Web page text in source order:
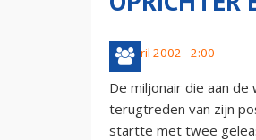
18 april 2002 - 2:00
De miljonair die aan
terugtreden van zijn
startte met twee